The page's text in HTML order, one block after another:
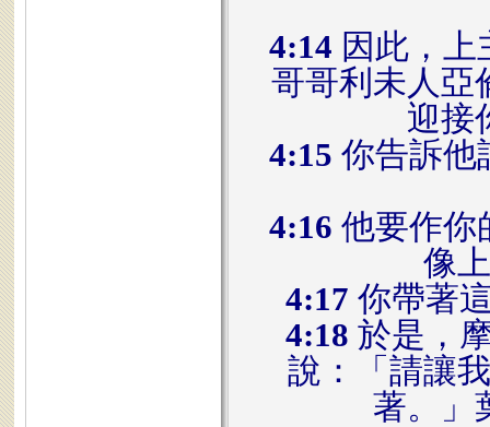
4:14 因此，
哥哥利未人亞
迎接
4:15 你告訴他
4:16 他要作你
像
4:17 你帶著
4:18 於是，
說：「請讓
著。」